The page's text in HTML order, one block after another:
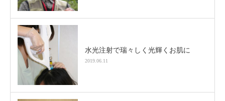
水光注射で瑞々しく光輝くお肌に
2019.06.11